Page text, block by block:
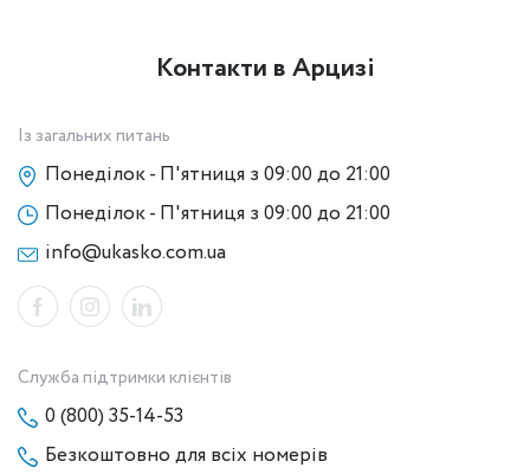
Контакти в Арцизі
Із загальних питань
Понеділок - П'ятниця з 09:00 до 21:00
Понеділок - П'ятниця з 09:00 до 21:00
info@ukasko.com.ua
Служба підтримки клієнтів
0 (800) 35-14-53
Безкоштовно для всіх номерів